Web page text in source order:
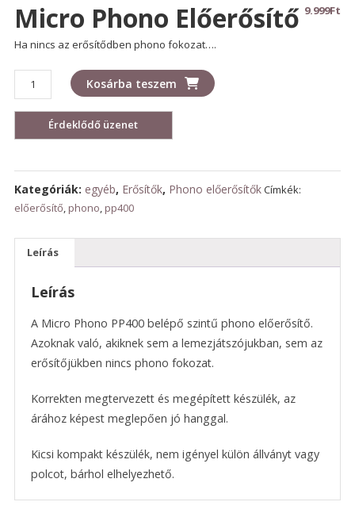
Micro Phono Előerősítő 9.999Ft
Ha nincs az erősítődben phono fokozat….
Micro
Phono
előerősítő
mennyiség
Kosárba teszem
Kategóriák: egyéb, Erősítők, Phono előerősítőkCímkék:
előerősítő, phono, pp400
Leírás
Leírás
A Micro Phono PP400 belépő szintű phono előerősítő.
Azoknak való, akiknek sem a lemezjátszójukban, sem az
erősítőjükben nincs phono fokozat.
Korrekten megtervezett és megépített készülék, az
árához képest meglepően jó hanggal.
Kicsi kompakt készülék, nem igényel külön állványt vagy
polcot, bárhol elhelyezhető.